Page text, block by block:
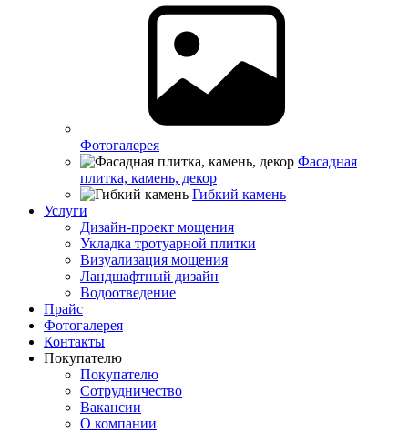
Фотогалерея
Фасадная
плитка, камень, декор
Гибкий камень
Услуги
Дизайн-проект мощения
Укладка тротуарной плитки
Визуализация мощения
Ландшафтный дизайн
Водоотведение
Прайс
Фотогалерея
Контакты
Покупателю
Покупателю
Сотрудничество
Вакансии
О компании